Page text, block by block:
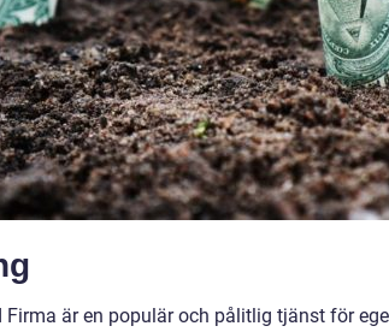
Firma är en populär och pålitlig tjänst för